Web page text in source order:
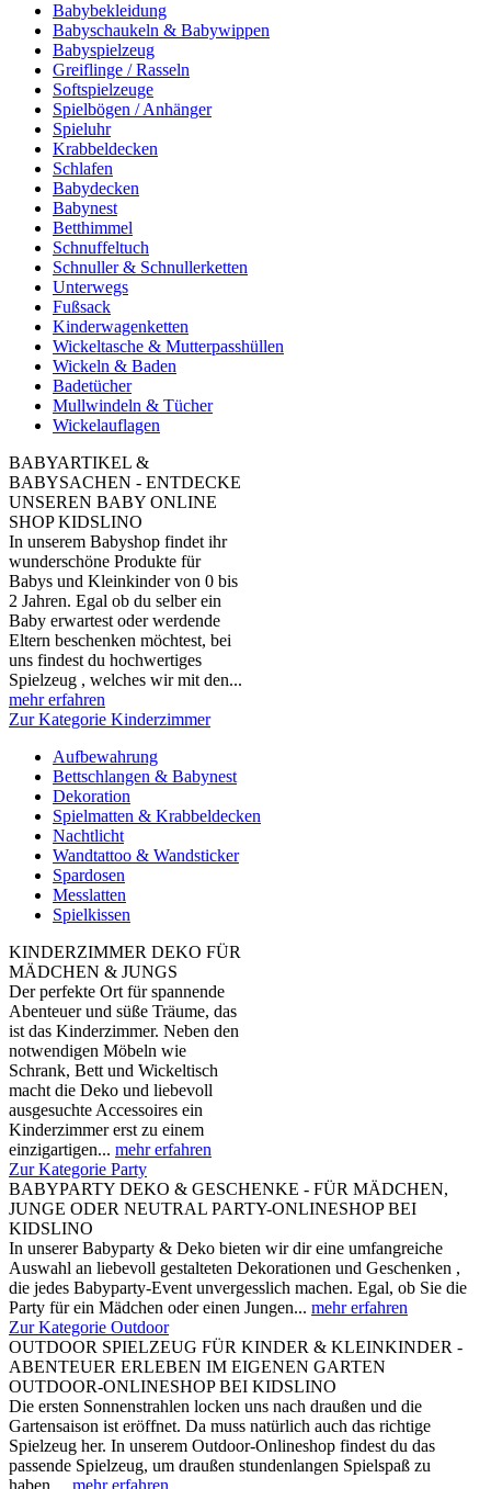
Babybekleidung
Babyschaukeln & Babywippen
Babyspielzeug
Greiflinge / Rasseln
Softspielzeuge
Spielbögen / Anhänger
Spieluhr
Krabbeldecken
Schlafen
Babydecken
Babynest
Betthimmel
Schnuffeltuch
Schnuller & Schnullerketten
Unterwegs
Fußsack
Kinderwagenketten
Wickeltasche & Mutterpasshüllen
Wickeln & Baden
Badetücher
Mullwindeln & Tücher
Wickelauflagen
BABYARTIKEL &
BABYSACHEN - ENTDECKE
UNSEREN BABY ONLINE
SHOP KIDSLINO
In unserem Babyshop findet ihr
wunderschöne Produkte für
Babys und Kleinkinder von 0 bis
2 Jahren. Egal ob du selber ein
Baby erwartest oder werdende
Eltern beschenken möchtest, bei
uns findest du hochwertiges
Spielzeug , welches wir mit den...
mehr erfahren
Zur Kategorie Kinderzimmer
Aufbewahrung
Bettschlangen & Babynest
Dekoration
Spielmatten & Krabbeldecken
Nachtlicht
Wandtattoo & Wandsticker
Spardosen
Messlatten
Spielkissen
KINDERZIMMER DEKO FÜR
MÄDCHEN & JUNGS
Der perfekte Ort für spannende
Abenteuer und süße Träume, das
ist das Kinderzimmer. Neben den
notwendigen Möbeln wie
Schrank, Bett und Wickeltisch
macht die Deko und liebevoll
ausgesuchte Accessoires ein
Kinderzimmer erst zu einem
einzigartigen... mehr erfahren
Zur Kategorie Party
BABYPARTY DEKO & GESCHENKE - FÜR MÄDCHEN,
JUNGE ODER NEUTRAL PARTY-ONLINESHOP BEI
KIDSLINO
In unserer Babyparty & Deko bieten wir dir eine umfangreiche
Auswahl an liebevoll gestalteten Dekorationen und Geschenken ,
die jedes Babyparty-Event unvergesslich machen. Egal, ob Sie die
Party für ein Mädchen oder einen Jungen... mehr erfahren
Zur Kategorie Outdoor
OUTDOOR SPIELZEUG FÜR KINDER & KLEINKINDER -
ABENTEUER ERLEBEN IM EIGENEN GARTEN
OUTDOOR-ONLINESHOP BEI KIDSLINO
Die ersten Sonnenstrahlen locken uns nach draußen und die
Gartensaison ist eröffnet. Da muss natürlich auch das richtige
Spielzeug her. In unserem Outdoor-Onlineshop findest du das
passende Spielzeug, um draußen stundenlangen Spielspaß zu
haben.... mehr erfahren